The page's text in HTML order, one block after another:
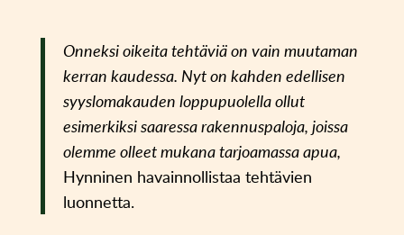
Onneksi oikeita tehtäviä on vain muutaman
kerran kaudessa. Nyt on kahden edellisen
syyslomakauden loppupuolella ollut
esimerkiksi saaressa rakennuspaloja, joissa
olemme olleet mukana tarjoamassa apua,
Hynninen havainnollistaa tehtävien
luonnetta.